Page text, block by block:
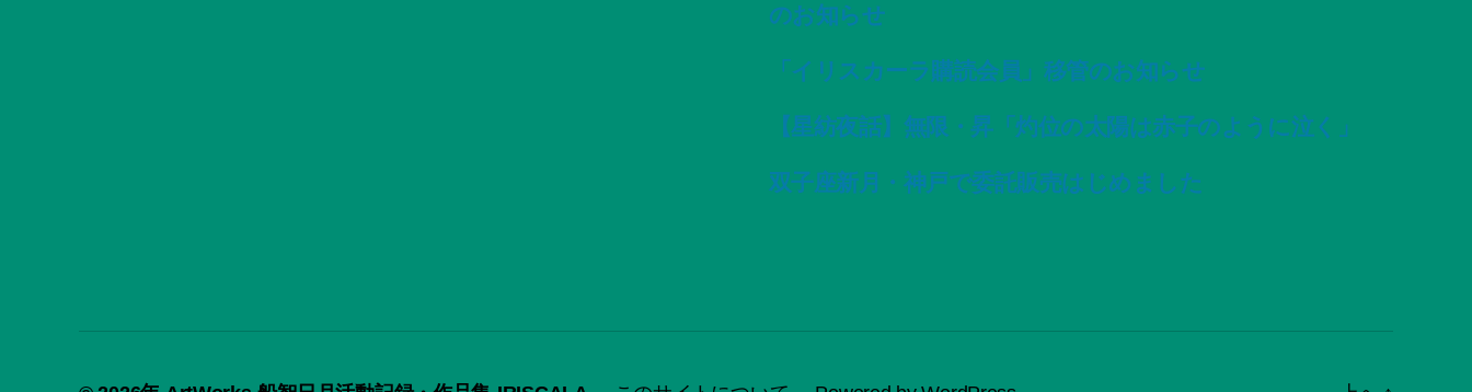
のお知らせ
「イリスカーラ購読会員」移管のお知らせ
【星紡夜話】無限・昇「灼位の太陽は赤子のように泣く」
双子座新月・神戸で委託販売はじめました